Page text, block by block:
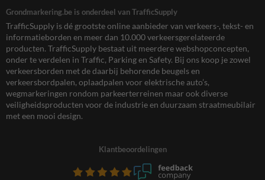
Grondmarkering.be is onderdeel van TrafficSupply
TrafficSupply is dé grootste online aanbieder van verkeers-, tekst- en
informatieborden en meer dan 10.000 verkeersgerelateerde
producten. TrafficSupply bestaat uit meerdere webshopconcepten,
onder te verdelen in Traffic, Parking en Safety. Bij ons koop je zowel
verkeersborden met de daarbij behorende beugels en
verkeersbordpalen, oplaadpalen voor elektrische auto’s,
wegmarkeringen rondom parkeerterreinen maar ook diverse
veiligheidsproducten voor de industrie en duurzaam straatmeubilair
met een mooi design.
Klantbeoordelingen